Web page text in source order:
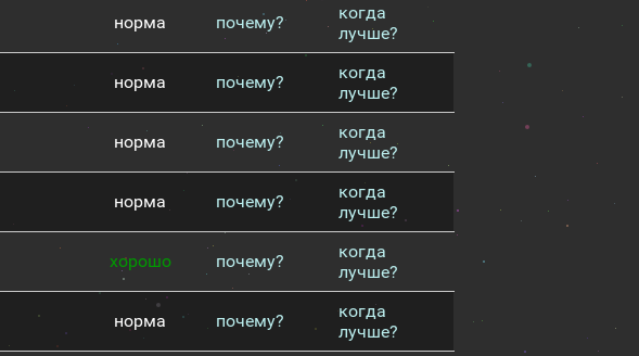
норма почему?
когда
лучше?
норма почему?
когда
лучше?
норма почему?
когда
лучше?
норма почему?
когда
лучше?
хорошо почему?
когда
лучше?
норма почему?
когда
лучше?